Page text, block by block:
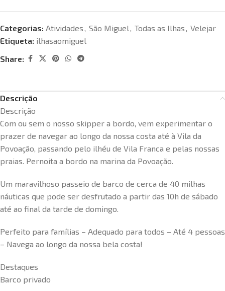
Categorias: Atividades, São Miguel, Todas as Ilhas, Velejar
Etiqueta: ilhasaomiguel
Share:
Descrição
Descrição
Com ou sem o nosso skipper a bordo, vem experimentar o
prazer de navegar ao longo da nossa costa até à Vila da
Povoação, passando pelo ilhéu de Vila Franca e pelas nossas
praias. Pernoita a bordo na marina da Povoação.
Um maravilhoso passeio de barco de cerca de 40 milhas
náuticas que pode ser desfrutado a partir das 10h de sábado
até ao final da tarde de domingo.
Perfeito para famílias – Adequado para todos – Até 4 pessoas
– Navega ao longo da nossa bela costa!
Destaques
Barco privado